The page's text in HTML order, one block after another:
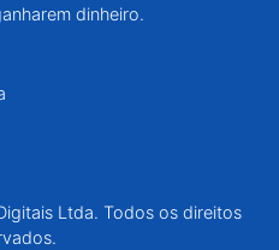
dinheiro.
Ltda. Todos os direitos